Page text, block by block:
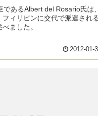
であるAlbert del Rosario氏は
ィリピンに交代で派遣され
ました。
2012-01-